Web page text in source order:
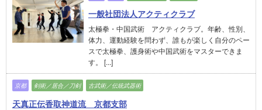
一般社団法人アクティクラブ
太極拳・中国武術 アクティクラブ。年齢、性別、
体力、運動経験を問わず、誰もが楽しく自分のペー
スで太極拳、護身術や中国武術をマスターできま
す。 [...]
京都 剣術／居合／刀剣 古武術／伝統武器術
天真正伝香取神道流 京都支部